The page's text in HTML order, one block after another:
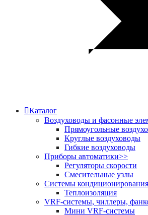
Каталог
Воздуховоды и фасонные
Прямоугольные
Круглые воздуховоды
Гибкие воздуховоды
Приборы автоматики>>
Регуляторы скорости
Смесительные узлы
Системы кондиционирования
Теплоизоляция
VRF-системы, чиллеры,
Мини VRF-системы